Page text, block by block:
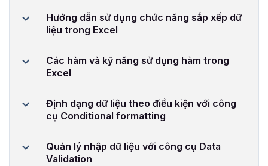
Hướng dẫn sử dụng chức năng sắp xếp dữ
liệu trong Excel
Các hàm và kỹ năng sử dụng hàm trong
Excel
Định dạng dữ liệu theo điều kiện với công
cụ Conditional formatting
Quản lý nhập dữ liệu với công cụ Data
Validation